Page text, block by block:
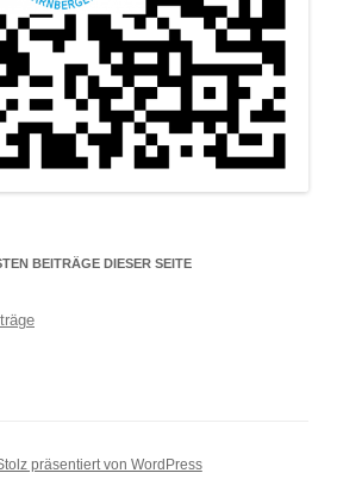
BEITRÄGE DIESER SEITE
präsentiert von WordPress